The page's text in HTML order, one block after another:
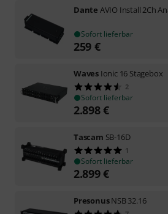
Dante AVIO Install 2Ch
Sofort lieferbar
259 €
Waves Ionic 16 Stagebox
2
Sofort lieferbar
2.898€
Tascam SB-16D
1
Sofort lieferbar
2.899€
PresonusNSB 32.16